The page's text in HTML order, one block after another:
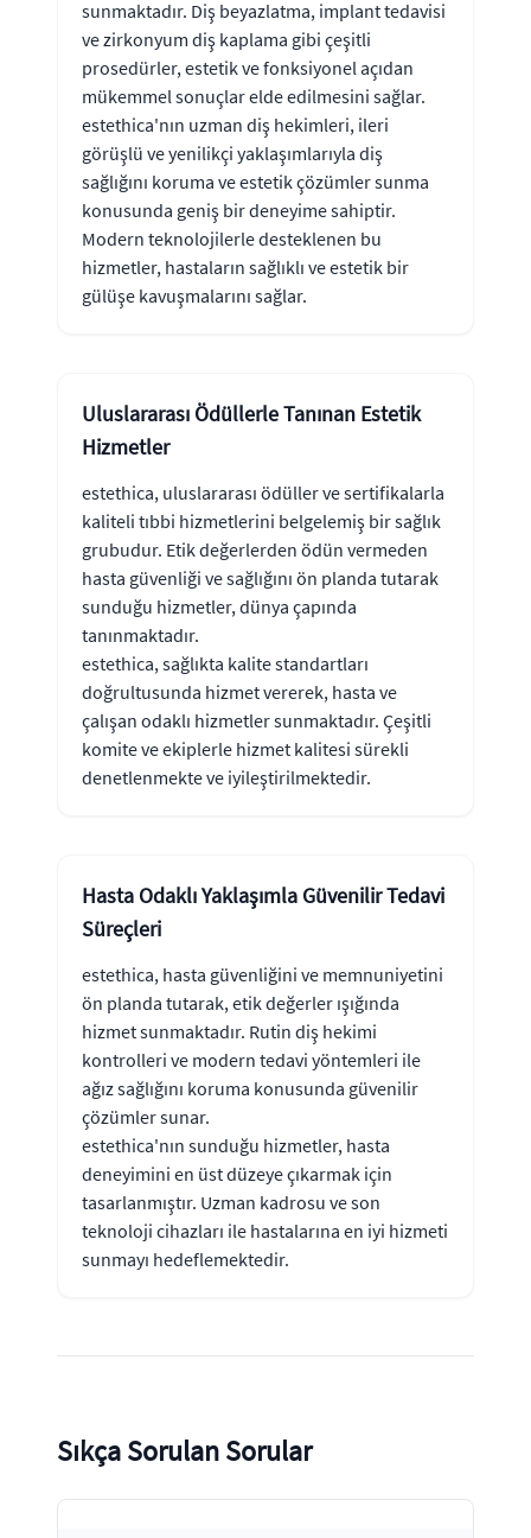
sunmaktadır. Diş beyazlatma, implant tedavisi
ve zirkonyum diş kaplama gibi çeşitli
prosedürler, estetik ve fonksiyonel açıdan
mükemmel sonuçlar elde edilmesini sağlar.
estethica'nın uzman diş hekimleri, ileri
görüşlü ve yenilikçi yaklaşımlarıyla diş
sağlığını koruma ve estetik çözümler sunma
konusunda geniş bir deneyime sahiptir.
Modern teknolojilerle desteklenen bu
hizmetler, hastaların sağlıklı ve estetik bir
gülüşe kavuşmalarını sağlar.
Uluslararası Ödüllerle Tanınan Estetik
Hizmetler
estethica, uluslararası ödüller ve sertifikalarla
kaliteli tıbbi hizmetlerini belgelemiş bir sağlık
grubudur. Etik değerlerden ödün vermeden
hasta güvenliği ve sağlığını ön planda tutarak
sunduğu hizmetler, dünya çapında
tanınmaktadır.
estethica, sağlıkta kalite standartları
doğrultusunda hizmet vererek, hasta ve
çalışan odaklı hizmetler sunmaktadır. Çeşitli
komite ve ekiplerle hizmet kalitesi sürekli
denetlenmekte ve iyileştirilmektedir.
Hasta Odaklı Yaklaşımla Güvenilir Tedavi
Süreçleri
estethica, hasta güvenliğini ve memnuniyetini
ön planda tutarak, etik değerler ışığında
hizmet sunmaktadır. Rutin diş hekimi
kontrolleri ve modern tedavi yöntemleri ile
ağız sağlığını koruma konusunda güvenilir
çözümler sunar.
estethica'nın sunduğu hizmetler, hasta
deneyimini en üst düzeye çıkarmak için
tasarlanmıştır. Uzman kadrosu ve son
teknoloji cihazları ile hastalarına en iyi hizmeti
sunmayı hedeflemektedir.
Sıkça Sorulan Sorular